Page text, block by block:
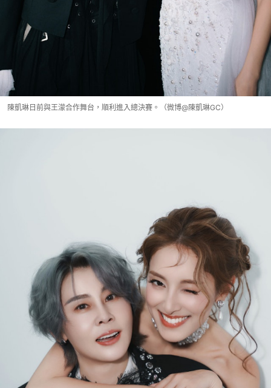
陳凱琳日前與王濛合作舞台，順利進入總決賽。（微博@陳凱琳GC）